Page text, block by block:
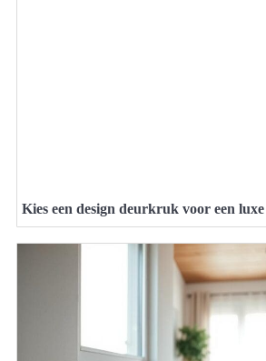
Kies een design deurkruk voor een